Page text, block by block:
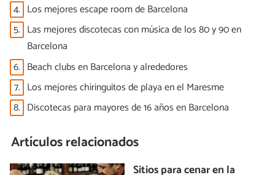
4. Los mejores escape room de Barcelona
5. Las mejores discotecas con música de los 80 y 90 en
Barcelona
6. Beach clubs en Barcelona y alrededores
7. Los mejores chiringuitos de playa en el Maresme
8. Discotecas para mayores de 16 años en Barcelona
Artículos relacionados
Sitios para cenar en la